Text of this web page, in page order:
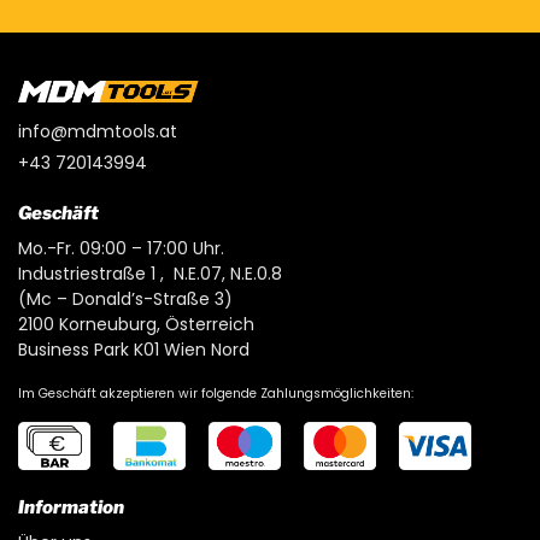
info@mdmtools.at
+43 720143994
Geschäft
Mo.-Fr. 09:00 – 17:00 Uhr.
Industriestraße 1 , N.E.07, N.E.0.8
(Mc – Donald’s-Straße 3)
2100 Korneuburg, Österreich
Business Park K01 Wien Nord
Im Geschäft akzeptieren wir folgende Zahlungsmöglichkeiten:
Information